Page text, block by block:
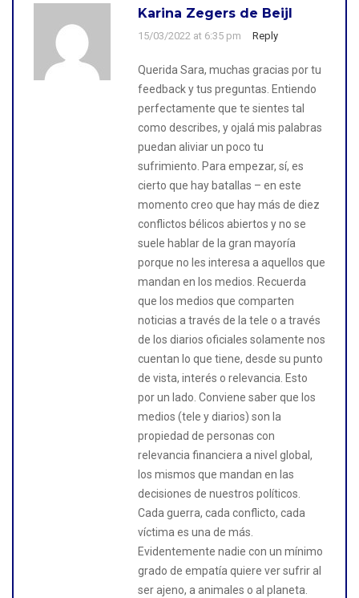
Karina Zegers de Beijl
15/03/2022 at 6:35 pm Reply
Querida Sara, muchas gracias por tu
feedback y tus preguntas. Entiendo
perfectamente que te sientes tal
como describes, y ojalá mis palabras
puedan aliviar un poco tu
sufrimiento. Para empezar, sí, es
cierto que hay batallas – en este
momento creo que hay más de diez
conflictos bélicos abiertos y no se
suele hablar de la gran mayoría
porque no les interesa a aquellos que
mandan en los medios. Recuerda
que los medios que comparten
noticias a través de la tele o a través
de los diarios oficiales solamente nos
cuentan lo que tiene, desde su punto
de vista, interés o relevancia. Esto
por un lado. Conviene saber que los
medios (tele y diarios) son la
propiedad de personas con
relevancia financiera a nivel global,
los mismos que mandan en las
decisiones de nuestros políticos.
Cada guerra, cada conflicto, cada
víctima es una de más.
Evidentemente nadie con un mínimo
grado de empatía quiere ver sufrir al
ser ajeno, a animales o al planeta.